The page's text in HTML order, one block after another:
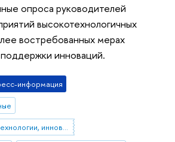
опроса руководителей
высокотехнологичных
востребованных мерах
инноваций.
информация
бюллетень «Наука, технологии, инновации»